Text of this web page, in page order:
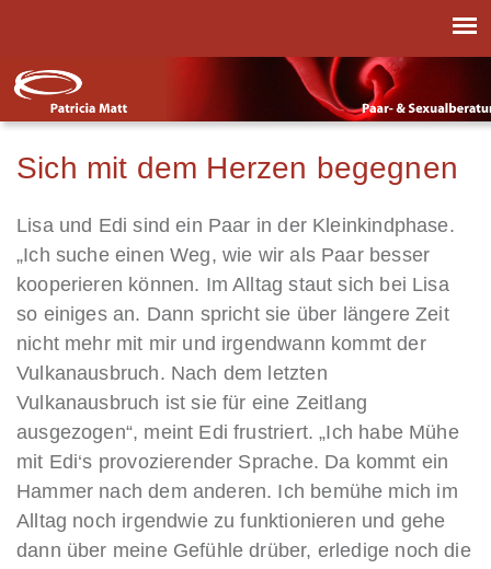
Sich mit dem Herzen begegnen
Lisa und Edi sind ein Paar in der Kleinkindphase.
„Ich suche einen Weg, wie wir als Paar besser
kooperieren können. Im Alltag staut sich bei Lisa
so einiges an. Dann spricht sie über längere Zeit
nicht mehr mit mir und irgendwann kommt der
Vulkanausbruch. Nach dem letzten
Vulkanausbruch ist sie für eine Zeitlang
ausgezogen“, meint Edi frustriert. „Ich habe Mühe
mit Edi‘s provozierender Sprache. Da kommt ein
Hammer nach dem anderen. Ich bemühe mich im
Alltag noch irgendwie zu funktionieren und gehe
dann über meine Gefühle drüber, erledige noch die